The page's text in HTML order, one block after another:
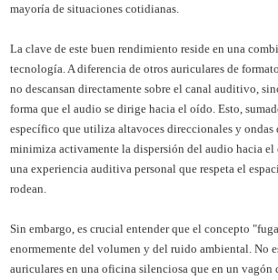
mayoría de situaciones cotidianas.
La clave de este buen rendimiento reside en una
tecnología. A diferencia de otros auriculares de
no descansan directamente sobre el canal auditivo,
forma que el audio se dirige hacia el oído. Esto,
específico que utiliza altavoces direccionales y ondas
minimiza activamente la dispersión del audio hacia el
una experiencia auditiva personal que respeta el
rodean.
Sin embargo, es crucial entender que el concepto
enormemente del volumen y del ruido ambiental. No
auriculares en una oficina silenciosa que en un vagón